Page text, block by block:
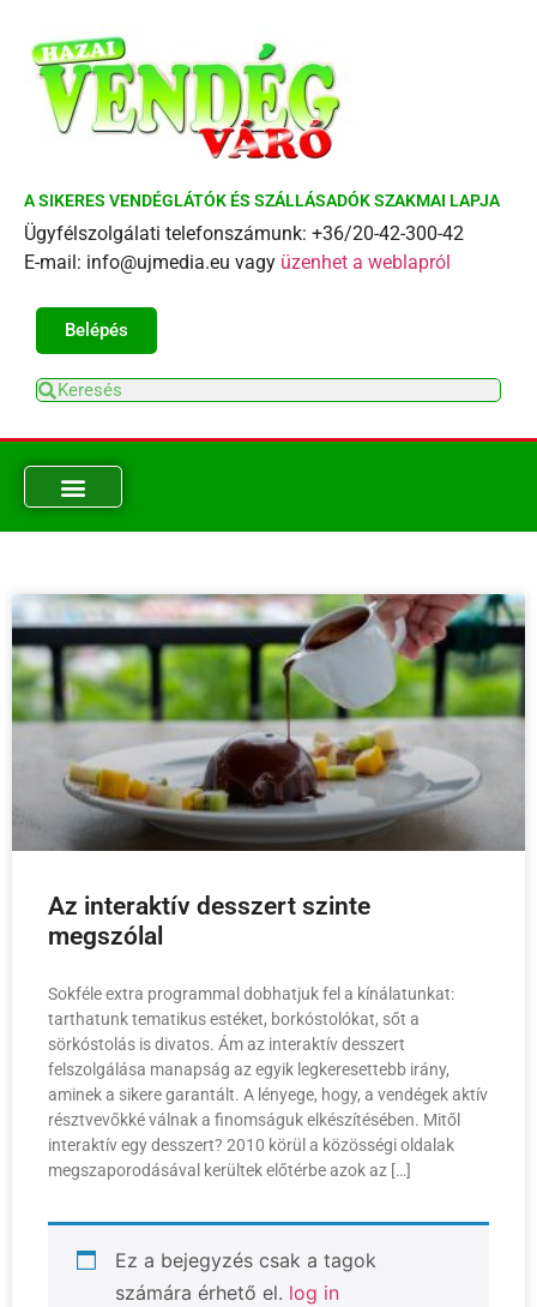
A SIKERES VENDÉGLÁTÓK ÉS SZÁLLÁSADÓK SZAKMAI LAPJA
Ügyfélszolgálati telefonszámunk: +36/20-42-300-42
E-mail: info@ujmedia.eu vagy üzenhet a weblapról
Belépés
Az interaktív desszert szinte
megszólal
Sokféle extra programmal dobhatjuk fel a kínálatunkat:
tarthatunk tematikus estéket, borkóstolókat, sőt a
sörkóstolás is divatos. Ám az interaktív desszert
felszolgálása manapság az egyik legkeresettebb irány,
aminek a sikere garantált. A lényege, hogy, a vendégek aktív
résztvevőkké válnak a finomságuk elkészítésében. Mitől
interaktív egy desszert? 2010 körül a közösségi oldalak
megszaporodásával kerültek előtérbe azok az […]
Ez a bejegyzés csak a tagok
számára érhető el. log in